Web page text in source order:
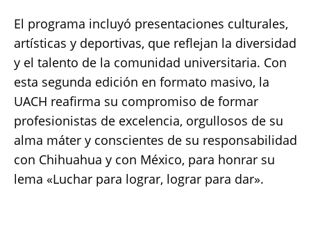
El programa incluyó presentaciones culturales,
artísticas y deportivas, que reflejan la diversidad
y el talento de la comunidad universitaria. Con
esta segunda edición en formato masivo, la
UACH reafirma su compromiso de formar
profesionistas de excelencia, orgullosos de su
alma máter y conscientes de su responsabilidad
con Chihuahua y con México, para honrar su
lema «Luchar para lograr, lograr para dar».